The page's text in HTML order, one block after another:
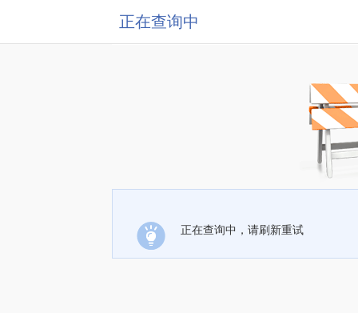
正在查询中
正在查询中，请刷新重试